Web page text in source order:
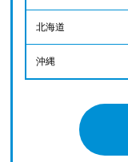
北海道
沖縄